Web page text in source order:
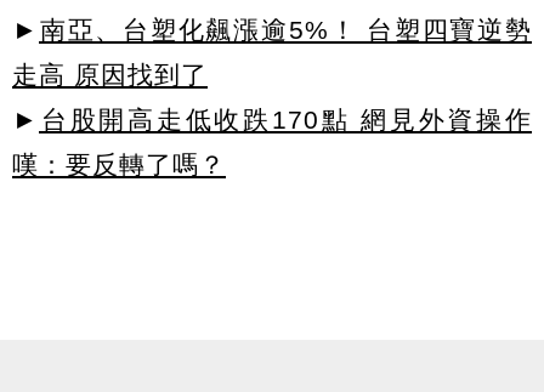
► 南亞、台塑化飆漲逾5%！ 台塑四寶逆勢
走高 原因找到了
► 台股開高走低收跌170點 網見外資操作
嘆：要反轉了嗎？